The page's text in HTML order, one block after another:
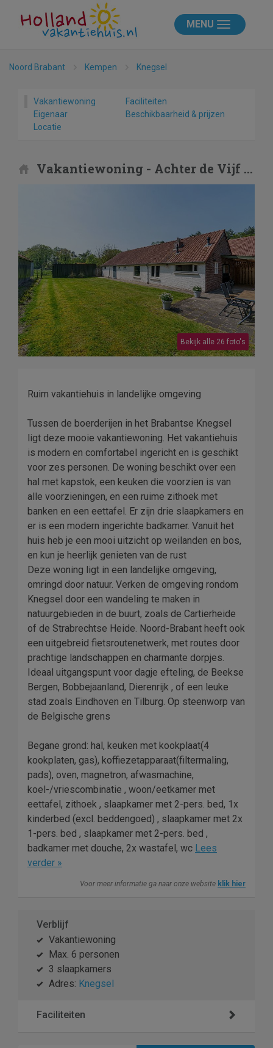
MENU
Noord Brabant Kempen Knegsel
Vakantiewoning
Faciliteiten
Eigenaar
Beschikbaarheid & prijzen
Locatie
Vakantiewoning - Achter de Vijf Linden
Bekijk alle 26 foto's
Ruim vakantiehuis in landelijke omgeving
Tussen de boerderijen in het Brabantse Knegsel
ligt deze mooie vakantiewoning. Het vakantiehuis
is modern en comfortabel ingericht en is geschikt
voor zes personen. De woning beschikt over een
hal met kapstok, een keuken die voorzien is van
alle voorzieningen, en een ruime zithoek met
banken en een eettafel. Er zijn drie slaapkamers en
er is een modern ingerichte badkamer. Vanuit het
huis heb je een mooi uitzicht op weilanden en bos,
en kun je heerlijk genieten van de rust
Deze woning ligt in een landelijke omgeving,
omringd door natuur. Verken de omgeving rondom
Knegsel door een wandeling te maken in
natuurgebieden in de buurt, zoals de Cartierheide
of de Strabrechtse Heide. Noord-Brabant heeft ook
een uitgebreid fietsroutenetwerk, met routes door
prachtige landschappen en charmante dorpjes.
Ideaal uitgangspunt voor dagje efteling, de Beekse
Bergen, Bobbejaanland, Dierenrijk , of een leuke
stad zoals Eindhoven en Tilburg. Op steenworp van
de Belgische grens
Begane grond: hal, keuken met kookplaat(4
kookplaten, gas), koffiezetapparaat(filtermaling,
pads), oven, magnetron, afwasmachine,
koel-/vriescombinatie , woon/eetkamer met
eettafel, zithoek , slaapkamer met 2-pers. bed, 1x
kinderbed (excl. beddengoed) , slaapkamer met 2x
1-pers. bed , slaapkamer met 2-pers. bed ,
badkamer met douche, 2x wastafel, wc Lees
verder »
Voor meer informatie ga naar onze website klik hier
Verblijf
Vakantiewoning
Max. 6 personen
3 slaapkamers
Adres: Knegsel
Faciliteiten